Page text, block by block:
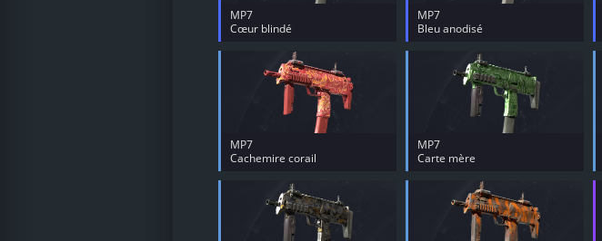
MP7
Cœur blindé
MP7
Bleu anodisé
MP7
Cachemire corail
MP7
Carte mère